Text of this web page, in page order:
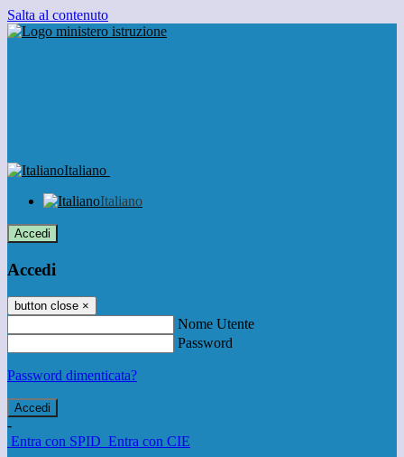
Salta al contenuto
Italiano
Italiano
Accedi
Accedi
button close ×
Nome Utente
Password
Password dimenticata?
-
Entra con SPID Entra con CIE